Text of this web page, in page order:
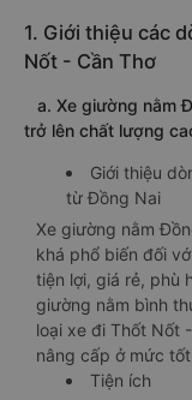
1. Giới thiệu các
Nốt - Cần Thơ
a. Xe giường nằm
trở lên chất lượng
Giới thiệu
từ Đồng Nai
Xe giường nằm
khá phổ biến đối
tiện lợi, giá rẻ, phù
giường nằm bình
loại xe đi Thốt Nốt
nâng cấp ở mức
Tiện ích